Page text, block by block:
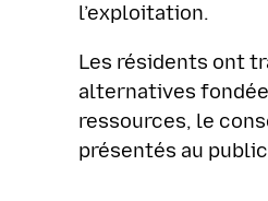
l’exploitation.
Les résidents ont
alternatives
ressources, le
présentés au